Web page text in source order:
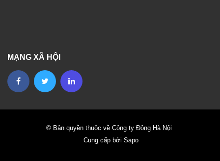
MẠNG XÃ HỘI
© Bản quyền thuộc về Công ty Đông Hà Nội
Cung cấp bởi Sapo